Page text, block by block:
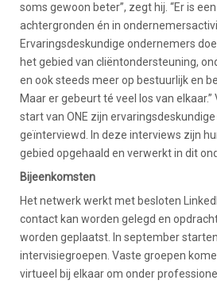
soms gewoon beter”, zegt hij. “Er is
achtergronden én in
Ervaringsdeskundige ondernemers
het gebied van cliëntondersteuning,
en ook steeds meer op bestuurlijk en
Maar er gebeurt té veel los van
start van ONE zijn
geïnterviewd. In deze interviews zijn
gebied opgehaald en verwerkt in dit
Bijeenkomsten
Het netwerk werkt met besloten
contact kan worden gelegd en
worden geplaatst. In september
intervisiegroepen. Vaste groepen
virtueel bij elkaar om onder